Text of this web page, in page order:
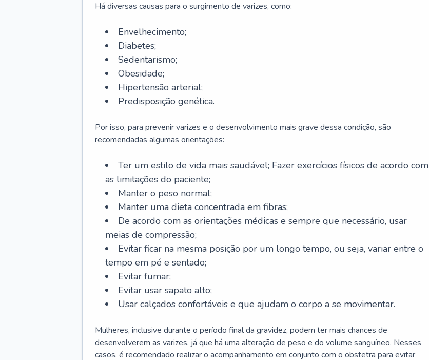
Há diversas causas para o surgimento de varizes, como:
Envelhecimento;
Diabetes;
Sedentarismo;
Obesidade;
Hipertensão arterial;
Predisposição genética.
Por isso, para prevenir varizes e o desenvolvimento mais grave dessa condição, são
recomendadas algumas orientações:
Ter um estilo de vida mais saudável; Fazer exercícios físicos de acordo com
as limitações do paciente;
Manter o peso normal;
Manter uma dieta concentrada em fibras;
De acordo com as orientações médicas e sempre que necessário, usar
meias de compressão;
Evitar ficar na mesma posição por um longo tempo, ou seja, variar entre o
tempo em pé e sentado;
Evitar fumar;
Evitar usar sapato alto;
Usar calçados confortáveis e que ajudam o corpo a se movimentar.
Mulheres, inclusive durante o período final da gravidez, podem ter mais chances de
desenvolverem as varizes, já que há uma alteração de peso e do volume sanguíneo. Nesses
casos, é recomendado realizar o acompanhamento em conjunto com o obstetra para evitar